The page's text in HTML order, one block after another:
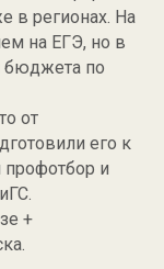
в регионах. На
на ЕГЭ, но в
бюджета по
от
его к
и
+